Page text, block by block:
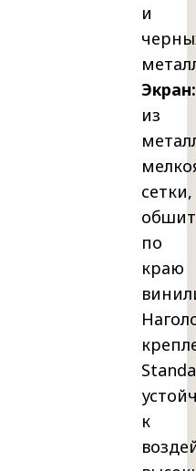
и
Экран:
из
сетки,
по
краю
к